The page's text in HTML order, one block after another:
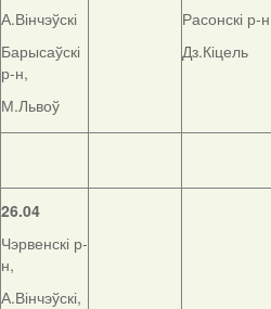
А.Вінчэўскі
Барысаўскі
р-н,
М.Львоў
Расонскі р-
Дз.Кіцель
26.04
Чэрвенскі р-
н,
А.Вінчэўскі,